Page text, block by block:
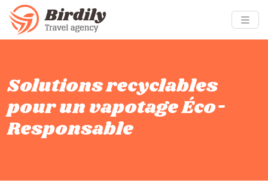
Solutions recyclables
pour un vapotage Éco-
Responsable